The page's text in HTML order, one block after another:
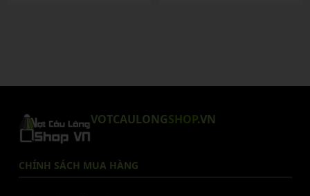
VOTCAULONGSHOP.VN
CHÍNH SÁCH MUA HÀNG